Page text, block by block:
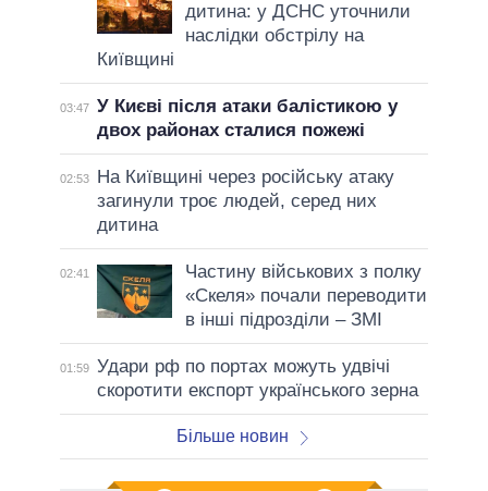
дитина: у ДСНС уточнили
наслідки обстрілу на
Київщині
03:47 У Києві після атаки балістикою у
двох районах сталися пожежі
02:53
На Київщині через російську атаку
загинули троє людей, серед них
дитина
02:41
Частину військових з полку
«Скеля» почали переводити
в інші підрозділи – ЗМІ
01:59 Удари рф по портах можуть удвічі
скоротити експорт українського зерна
Більше новин